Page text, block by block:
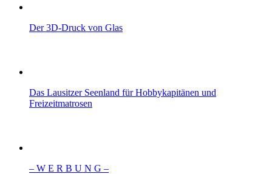
Der 3D-Druck von Glas
Das Lausitzer Seenland für Hobbykapitänen und
Freizeitmatrosen
– W Ε R Β U Ν G –